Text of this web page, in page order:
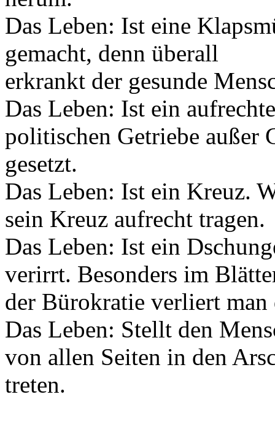
Das Leben: Ist eine
gemacht, denn überall
erkrankt der gesunde
Das Leben: Ist ein
politischen Getriebe außer
gesetzt.
Das Leben: Ist ein Kreuz.
sein Kreuz aufrecht tragen.
Das Leben: Ist ein
verirrt. Besonders im
der Bürokratie verliert
Das Leben: Stellt den
von allen Seiten in den
treten.